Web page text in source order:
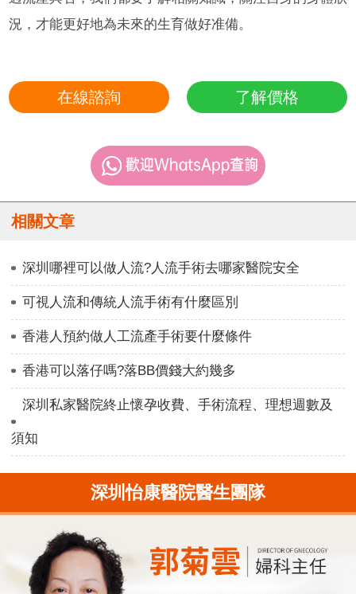
況，才能更好地為未來的生育做好准備。
在線諮詢 了解價格
相關文章
深圳哪裡可以做人流?人流手術去哪家醫院安全
可視人流和傳統人流手術有什麼區別
香港人預約做人工流產手術要什麼條件
香港可以落仔嗎?落BB價錢大約幾多
深圳私家醫院終止懷孕收費、手術流程、理想週數及
須知
深圳怡康醫院醫生團隊